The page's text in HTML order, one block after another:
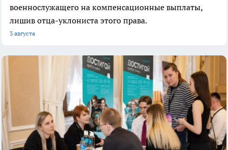
военнослужащего на компенсационные выплаты,
лишив отца-уклониста этого права.
3 августа